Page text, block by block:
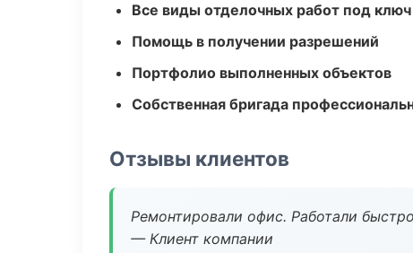
Все виды отделочных работ под ключ
Помощь в получении разрешений
Портфолио выполненных объектов
Собственная бригада
Отзывы клиентов
Ремонтировали офис. Работали
— Клиент компании